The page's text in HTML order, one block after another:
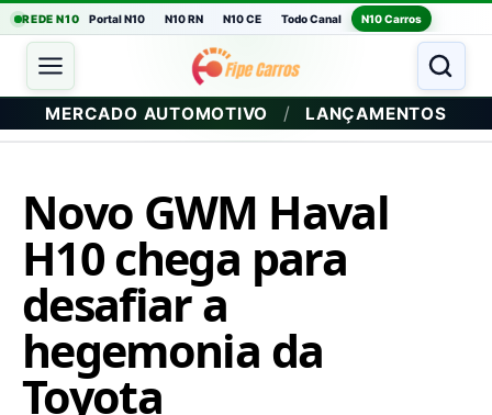
REDE N10 Portal N10 N10 RN N10 CE Todo Canal N10 Carros
MERCADO AUTOMOTIVO / LANÇAMENTOS
Novo GWM Haval
H10 chega para
desafiar a
hegemonia da
Toyota